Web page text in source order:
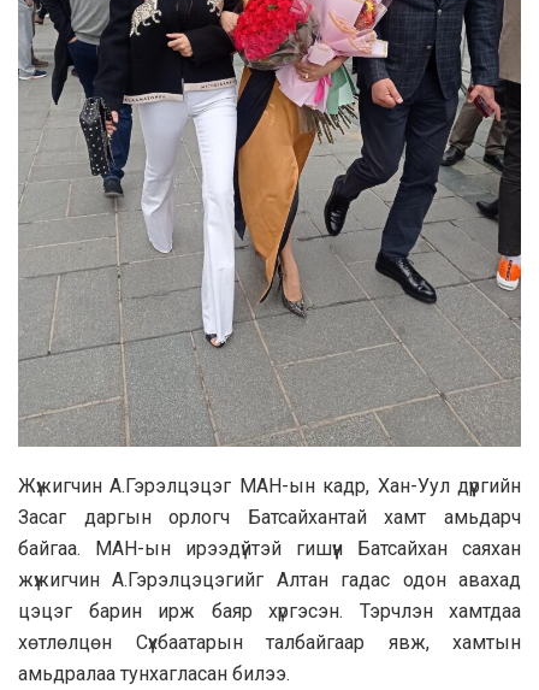
Жүжигчин А.Гэрэлцэцэг МАН-ын кадр, Хан-Уул дүүргийн
Засаг даргын орлогч Батсайхантай хамт амьдарч
байгаа. МАН-ын ирээдүйтэй гишүүн Батсайхан саяхан
жүжигчин А.Гэрэлцэцэгийг Алтан гадас одон авахад
цэцэг барин ирж баяр хүргэсэн. Тэрчлэн хамтдаа
хөтлөлцөн Сүхбаатарын талбайгаар явж, хамтын
амьдралаа тунхагласан билээ.